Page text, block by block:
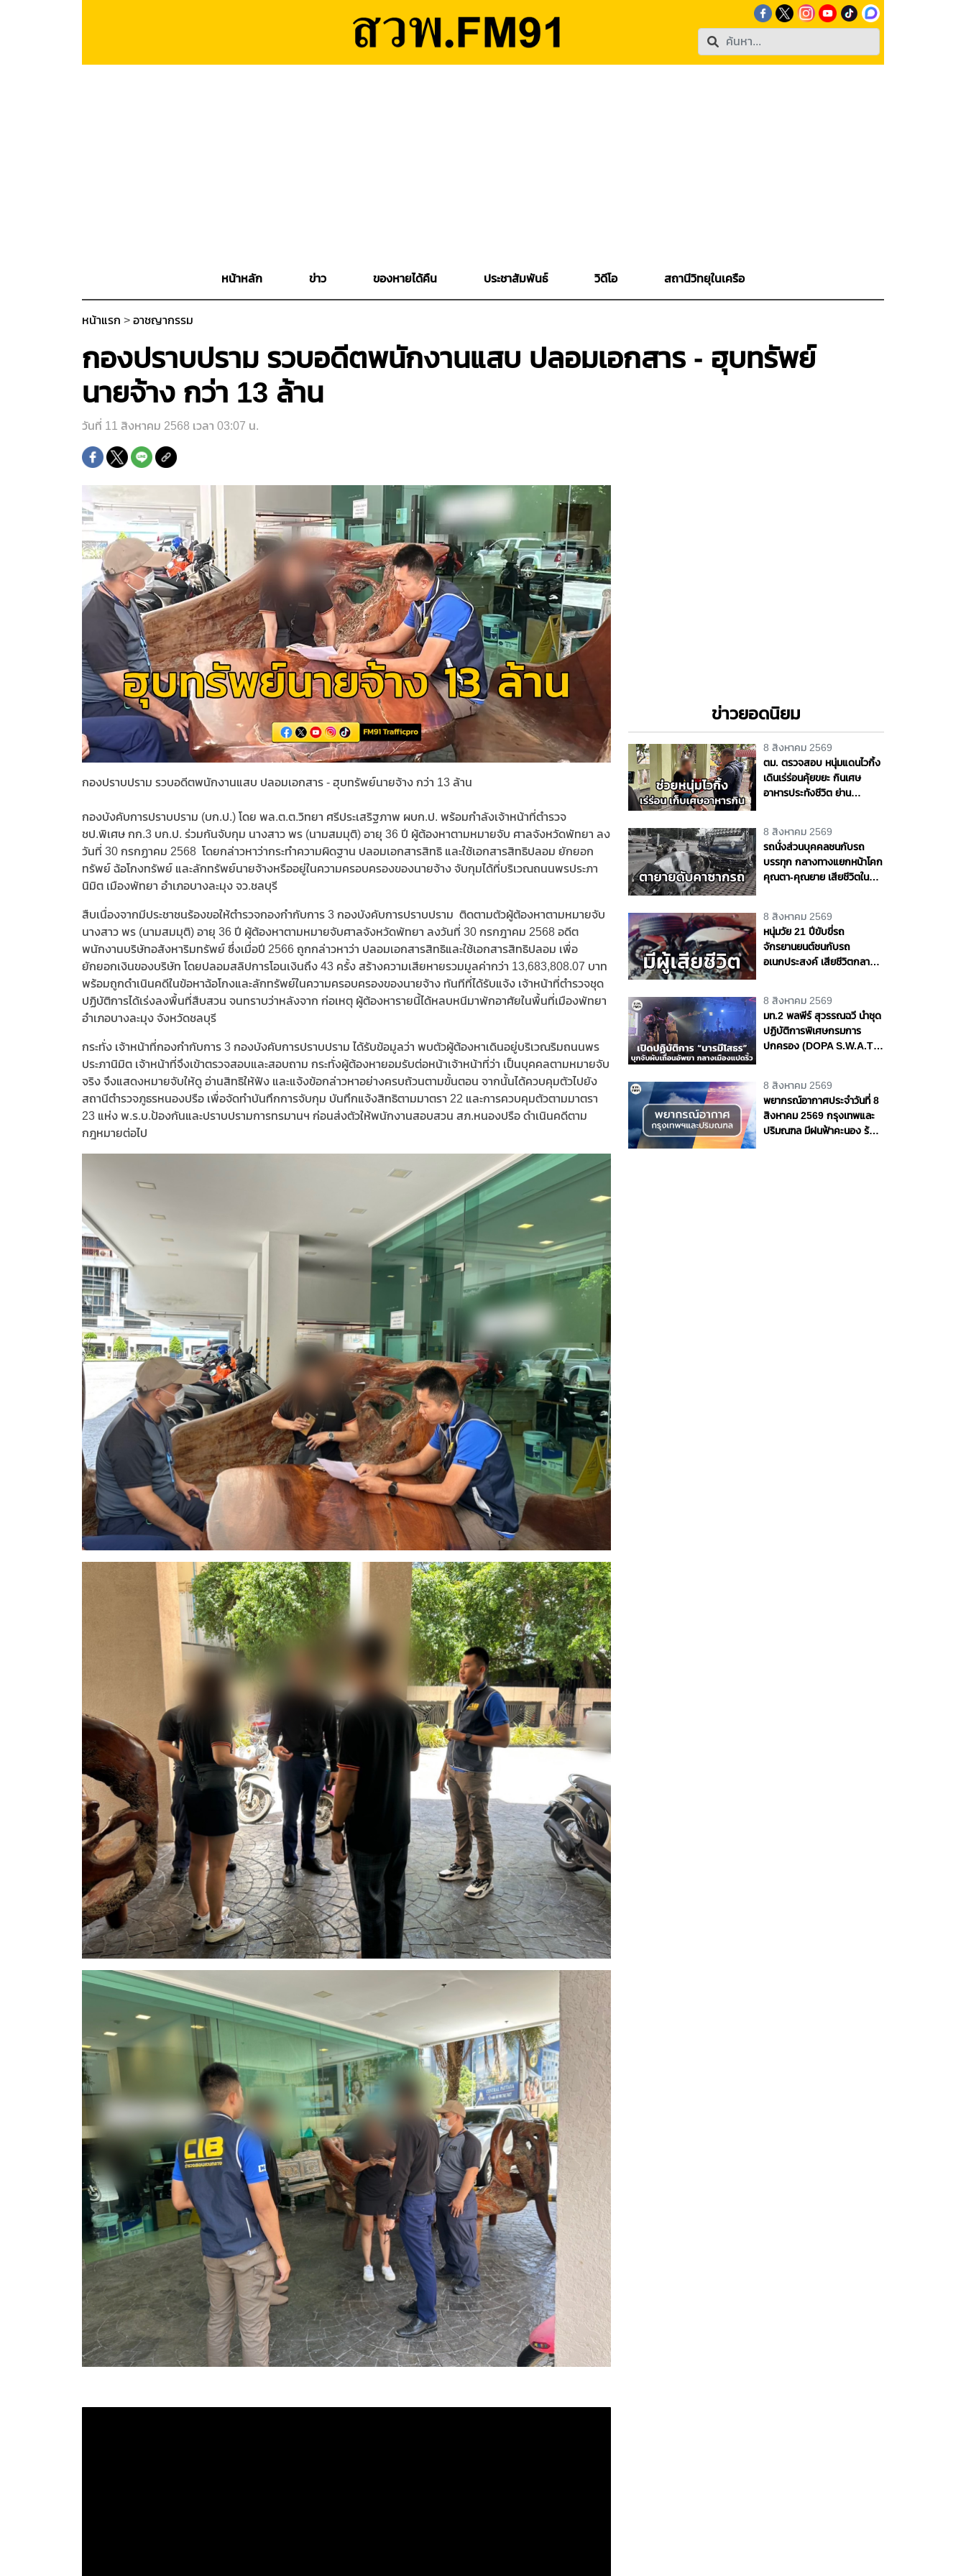
หน้าหลัก ข่าว ของหายได้คืน ประชาสัมพันธ์ วิดีโอ สถานีวิทยุในเครือ
หน้าแรก > อาชญากรรม
กองปราบปราม รวบอดีตพนักงานแสบ ปลอมเอกสาร - ฮุบทรัพย์
นายจ้าง กว่า 13 ล้าน
วันที่ 11 สิงหาคม 2568 เวลา 03:07 น.
กองปราบปราม รวบอดีตพนักงานแสบ ปลอมเอกสาร - ฮุบทรัพย์นายจ้าง กว่า 13 ล้าน
กองบังคับการปราบปราม (บก.ป.) โดย พล.ต.ต.วิทยา ศรีประเสริฐภาพ ผบก.ป. พร้อมกำลังเจ้าหน้าที่ตำรวจ
ชป.พิเศษ กก.3 บก.ป. ร่วมกันจับกุม นางสาว พร (นามสมมุติ) อายุ 36 ปี ผู้ต้องหาตามหมายจับ ศาลจังหวัดพัทยา ลง
วันที่ 30 กรกฏาคม 2568 โดยกล่าวหาว่ากระทำความผิดฐาน ปลอมเอกสารสิทธิ และใช้เอกสารสิทธิปลอม ยักยอก
ทรัพย์ ฉ้อโกงทรัพย์ และลักทรัพย์นายจ้างหรืออยู่ในความครอบครองของนายจ้าง จับกุมได้ที่บริเวณถนนพรประภา
นิมิต เมืองพัทยา อำเภอบางละมุง จว.ชลบุรี
สืบเนื่องจากมีประชาชนร้องขอให้ตำรวจกองกำกับการ 3 กองบังคับการปราบปราม ติดตามตัวผู้ต้องหาตามหมายจับ
นางสาว พร (นามสมมุติ) อายุ 36 ปี ผู้ต้องหาตามหมายจับศาลจังหวัดพัทยา ลงวันที่ 30 กรกฎาคม 2568 อดีต
พนักงานบริษัทอสังหาริมทรัพย์ ซึ่งเมื่อปี 2566 ถูกกล่าวหาว่า ปลอมเอกสารสิทธิและใช้เอกสารสิทธิปลอม เพื่อ
ยักยอกเงินของบริษัท โดยปลอมสลิปการโอนเงินถึง 43 ครั้ง สร้างความเสียหายรวมมูลค่ากว่า 13,683,808.07 บาท
พร้อมถูกดำเนินคดีในข้อหาฉ้อโกงและลักทรัพย์ในความครอบครองของนายจ้าง ทันทีที่ได้รับแจ้ง เจ้าหน้าที่ตำรวจชุด
ปฏิบัติการได้เร่งลงพื้นที่สืบสวน จนทราบว่าหลังจาก ก่อเหตุ ผู้ต้องหารายนี้ได้หลบหนีมาพักอาศัยในพื้นที่เมืองพัทยา
อำเภอบางละมุง จังหวัดชลบุรี
กระทั่ง เจ้าหน้าที่กองกำกับการ 3 กองบังคับการปราบปราม ได้รับข้อมูลว่า พบตัวผู้ต้องหาเดินอยู่บริเวณริมถนนพร
ประภานิมิต เจ้าหน้าที่จึงเข้าตรวจสอบและสอบถาม กระทั่งผู้ต้องหายอมรับต่อหน้าเจ้าหน้าที่ว่า เป็นบุคคลตามหมายจับ
จริง จึงแสดงหมายจับให้ดู อ่านสิทธิให้ฟัง และแจ้งข้อกล่าวหาอย่างครบถ้วนตามขั้นตอน จากนั้นได้ควบคุมตัวไปยัง
สถานีตำรวจภูธรหนองปรือ เพื่อจัดทำบันทึกการจับกุม บันทึกแจ้งสิทธิตามมาตรา 22 และการควบคุมตัวตามมาตรา
23 แห่ง พ.ร.บ.ป้องกันและปราบปรามการทรมานฯ ก่อนส่งตัวให้พนักงานสอบสวน สภ.หนองปรือ ดำเนินคดีตาม
กฎหมายต่อไป
ข่าวยอดนิยม
8 สิงหาคม 2569
ตม. ตรวจสอบ หนุ่มแดนไวกิ้ง
เดินเร่ร่อนคุ้ยขยะ กินเศษ
อาหารประทังชีวิต ย่าน
บ้านช่วยเหลือ จ.นนทบุรี
8 สิงหาคม 2569
รถนั่งส่วนบุคคลชนกับรถ
บรรทุก กลางทางแยกหน้าโคก
คุณตา-คุณยาย เสียชีวิตใน
8 สิงหาคม 2569
หนุ่มวัย 21 ปีขับขี่รถ
จักรยานยนต์ชนกับรถ
อเนกประสงค์ เสียชีวิตกลาง
8 สิงหาคม 2569
มท.2 พลพีร์ สุวรรณฉวี นำชุด
ปฏิบัติการพิเศษกรมการ
ปกครอง (DOPA S.W.A.T.)
เมืองแปดริ้ว เปิดถึงเช้า ไร้ใบ
อนุญาต
8 สิงหาคม 2569
พยากรณ์อากาศประจำวันที่ 8
สิงหาคม 2569 กรุงเทพและ
ปริมณฑล มีฝนฟ้าคะนอง ร้อย